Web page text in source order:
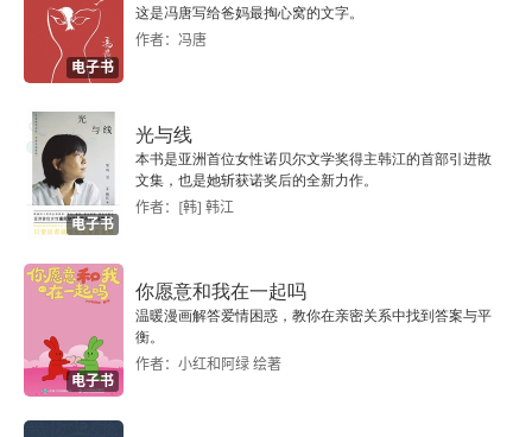
私语
谁来作出努力？
爱情的七巧板
表白
邀请
牺牲
电子书
这是冯唐写给爸妈最掏心窝的文字。
作者：冯唐
电子书
光与线
本书是亚洲首位女性诺贝尔文学奖得主韩江的首部引进散
文集，也是她斩获诺奖后的全新力作。
作者：[韩] 韩江
电子书
你愿意和我在一起吗
温暖漫画解答爱情困惑，教你在亲密关系中找到答案与平
衡。
作者：小红和阿绿 绘著